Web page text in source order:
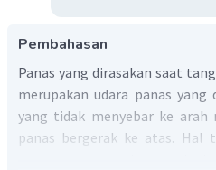
Pembahasan
Panas yang dirasakan saat
merupakan udara panas
yang tidak menyebar ke arah
panas bergerak ke atas. Hal